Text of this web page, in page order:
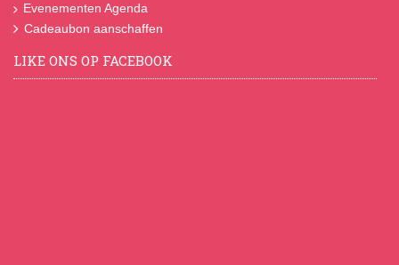
Evenementen Agenda
Cadeaubon aanschaffen
LIKE ONS OP FACEBOOK